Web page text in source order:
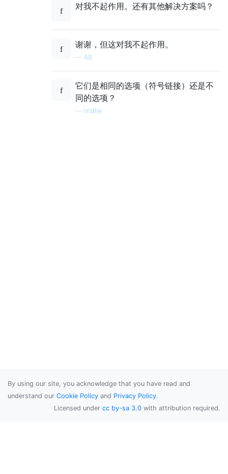
对我不起作用。还有其他解决方案吗？
谢谢，但这对我不起作用。
— AB
它们是相同的选项（符号链接）还是不
同的选项？
lindhe
By using our site, you acknowledge that you have read and
understand our Cookie Policy and Privacy Policy.
Licensed under cc by-sa 3.0 with attribution required.